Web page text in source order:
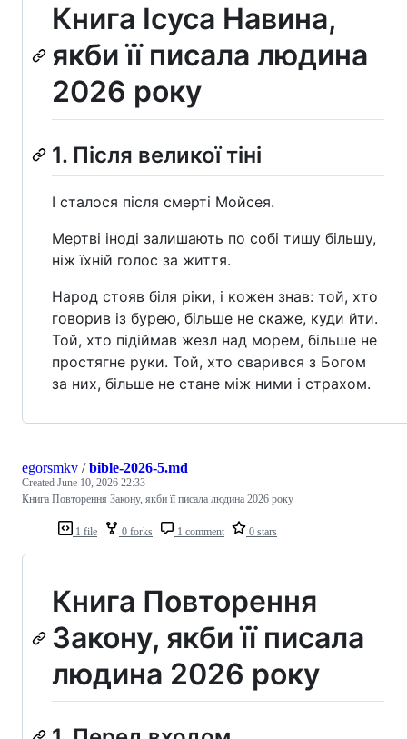
Книга Ісуса Навина,
якби її писала людина
2026 року
1. Після великої тіні
І сталося після смерті Мойсея.
Мертві іноді залишають по собі тишу більшу,
ніж їхній голос за життя.
Народ стояв біля ріки, і кожен знав: той, хто
говорив із бурею, більше не скаже, куди йти.
Той, хто підіймав жезл над морем, більше не
простягне руки. Той, хто сварився з Богом
за них, більше не стане між ними і страхом.
1 file 0 forks 1 comment 0 stars
egorsmkv /bible-2026-5.md
Created June 10, 2026 22:33
Книга Повторення Закону, якби її писала людина 2026 року
Книга Повторення
Закону, якби її писала
людина 2026 року